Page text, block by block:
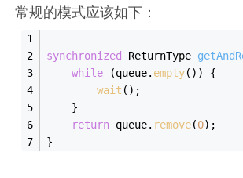
常规的模式应该如下：
synchronized ReturnType
while (queue. empty()) {
wait ();
    }
return queue. remove(0);
}